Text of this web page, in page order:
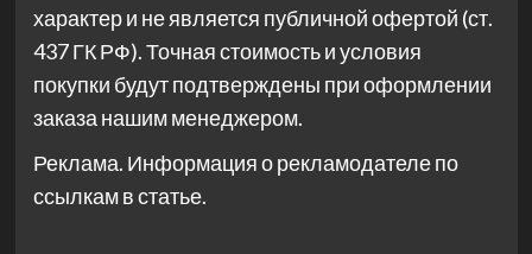
характер и не является публичной офертой (ст.
437 ГК РФ). Точная стоимость и условия
покупки будут подтверждены при оформлении
заказа нашим менеджером.
Реклама. Информация о рекламодателе по
ссылкам в статье.